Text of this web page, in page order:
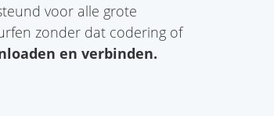
voor alle grote
zonder dat codering of
en verbinden.